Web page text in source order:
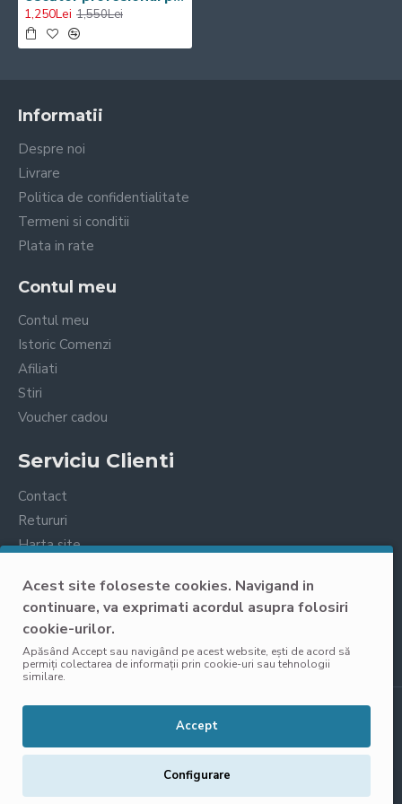
Acest site foloseste cookies. Navigand in
continuare, va exprimati acordul asupra folosiri
cookie-urilor.
Apăsând Accept sau navigând pe acest website, ești de acord să
permiți colectarea de informații prin cookie-uri sau tehnologii
similare.
Accept
Configurare
1,250Lei 1,550Lei
Informatii
Despre noi
Livrare
Politica de confidentialitate
Termeni si conditii
Plata in rate
Contul meu
Contul meu
Istoric Comenzi
Afiliati
Stiri
Voucher cadou
Serviciu Clienti
Contact
Retururi
Harta site